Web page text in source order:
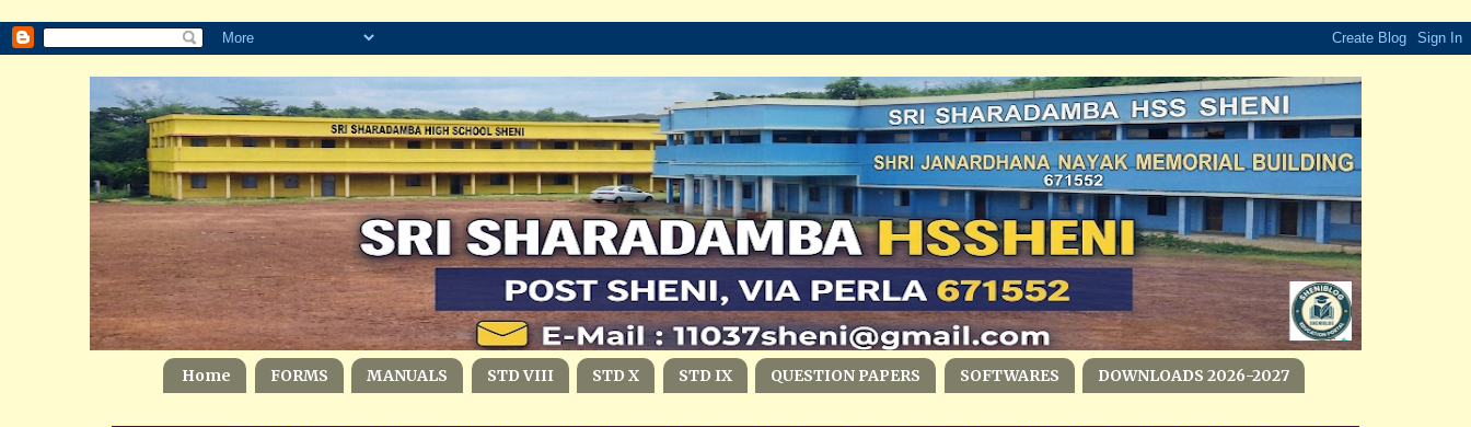
Home FORMS MANUALS STD VIII STD X STD IX QUESTION PAPERS SOFTWARES DOWNLOADS 2026-2027